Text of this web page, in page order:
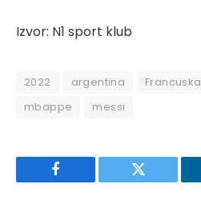
Izvor: N1 sport klub
2022 argentina Francuska
mbappe
messi
Facebook Twitter